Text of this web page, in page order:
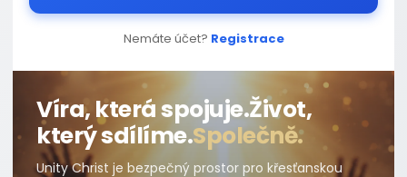
Nemáte účet? Registrace
Víra, která spojuje.Život,
který sdílíme.Společně.
Unity Christ je bezpečný prostor pro křesťanskou